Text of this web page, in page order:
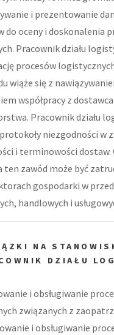
i prezentowanie
do oceny i doskonalenia
Pracownik działu
procesów
wiąże się z
współpracy z
Pracownik działu
niezgodności w
i terminowości dostaw.
ten zawód może być
gospodarki w
handlowych i
NA
DZIAŁU
i obsługiwanie
związanych z
i obsługiwanie